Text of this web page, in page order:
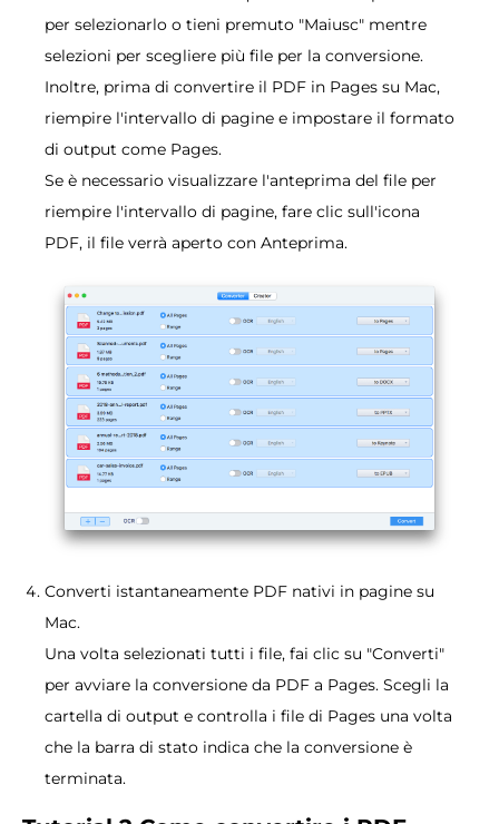
per selezionarlo o tieni premuto "Maiusc" mentre
selezioni per scegliere più file per la conversione.
Inoltre, prima di convertire il PDF in Pages su Mac,
riempire l'intervallo di pagine e impostare il formato
di output come Pages.
Se è necessario visualizzare l'anteprima del file per
riempire l'intervallo di pagine, fare clic sull'icona
PDF, il file verrà aperto con Anteprima.
Converti istantaneamente PDF nativi in pagine su
Mac.
Una volta selezionati tutti i file, fai clic su "Converti"
per avviare la conversione da PDF a Pages. Scegli la
cartella di output e controlla i file di Pages una volta
che la barra di stato indica che la conversione è
terminata.